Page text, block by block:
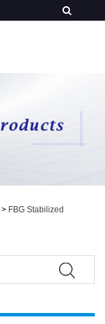
> FBG Stabilized